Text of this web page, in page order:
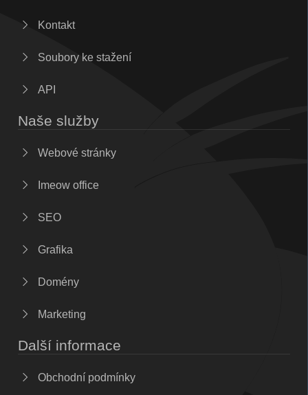
Kontakt
Soubory ke stažení
API
Naše služby
Webové stránky
Imeow office
SEO
Grafika
Domény
Marketing
Další informace
Obchodní podmínky